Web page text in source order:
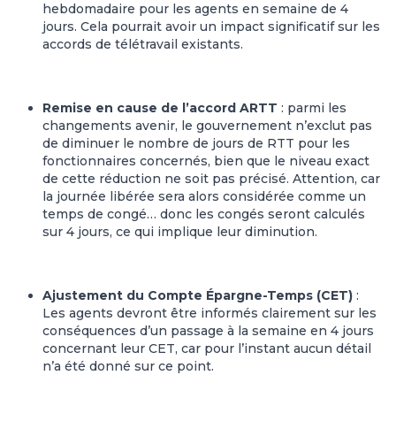
hebdomadaire pour les agents en semaine de 4
jours. Cela pourrait avoir un impact significatif sur les
accords de télétravail existants.
Remise en cause de l’accord ARTT : parmi les
changements avenir, le gouvernement n’exclut pas
de diminuer le nombre de jours de RTT pour les
fonctionnaires concernés, bien que le niveau exact
de cette réduction ne soit pas précisé. Attention, car
la journée libérée sera alors considérée comme un
temps de congé… donc les congés seront calculés
sur 4 jours, ce qui implique leur diminution.
Ajustement du Compte Épargne-Temps (CET) :
Les agents devront être informés clairement sur les
conséquences d’un passage à la semaine en 4 jours
concernant leur CET, car pour l’instant aucun détail
n’a été donné sur ce point.